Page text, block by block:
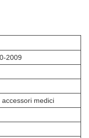
2009
accessori medici